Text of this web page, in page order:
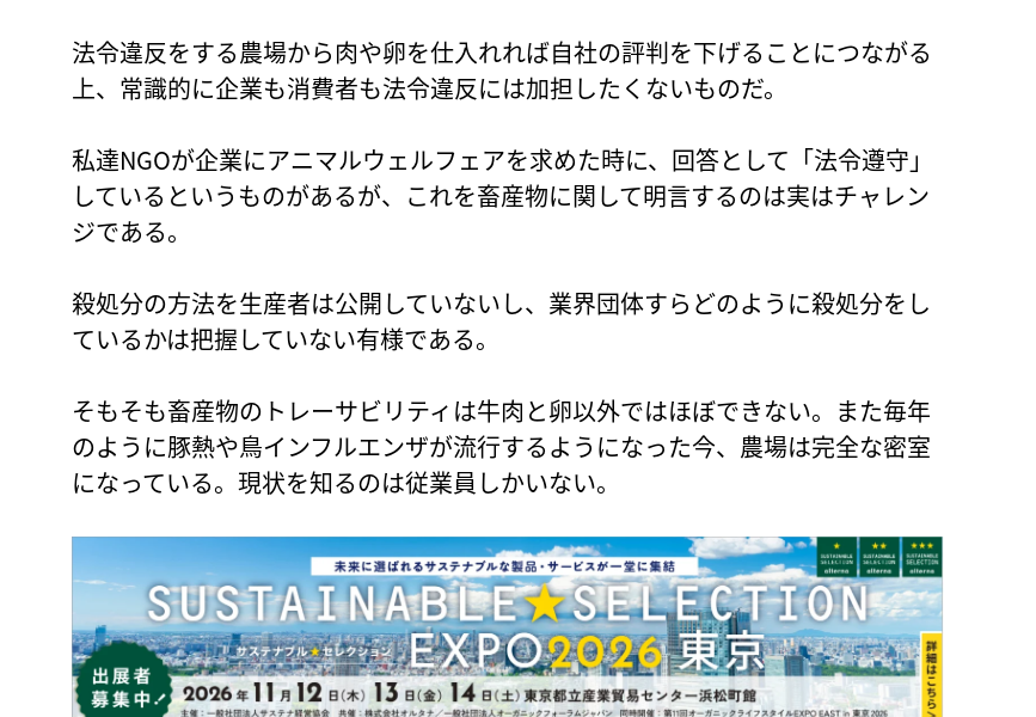
法令違反をする農場から肉や卵を仕入れれば自社の評判を下げることにつながる
上、常識的に企業も消費者も法令違反には加担したくないものだ。
私達NGOが企業にアニマルウェルフェアを求めた時に、回答として「法令遵守」
しているというものがあるが、これを畜産物に関して明言するのは実はチャレン
ジである。
殺処分の方法を生産者は公開していないし、業界団体すらどのように殺処分をし
ているかは把握していない有様である。
そもそも畜産物のトレーサビリティは牛肉と卵以外ではほぼできない。また毎年
のように豚熱や鳥インフルエンザが流行するようになった今、農場は完全な密室
になっている。現状を知るのは従業員しかいない。